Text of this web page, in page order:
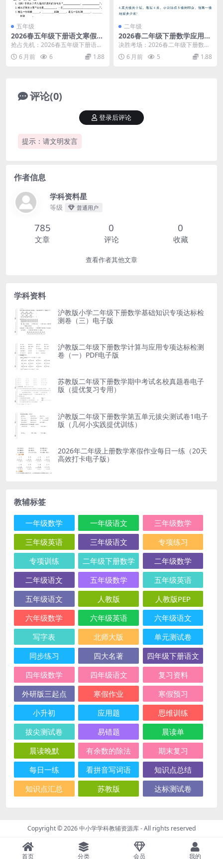
五年级
2026春五年级下册语文寒假作
业每日一练全册同步预习提分
抢占先机：2026春五年级下册语文
寒假作业每日一练深度解析 各位家
长和同学们好，...
6 月前 6 1.88
二年级
2026春二年级下册数学应用题
专项训练50道同步提优强化电
决胜考场：2026春二年级下册数学
应用题专项训练50道核心解析 大家
好，我是学科...
6 月前 5 1.88
评论(0)
提示：请文明发言
登录后评论
作者信息
学科资料星
等级 普通用户
785
文章
0
评论
0
收藏
查看作者其他文章
学科资料
沪教版小学二年级下册数学基础知识专项达标检
测卷（三）电子版
沪教版二年级下册数学计算与应用专项达标检测
卷（一）PDF电子版
苏教版二年级下册数学期中考试名校真题卷电子
版（提优复习专用）
沪教版二年级下册数学第五单元拔尖测试卷1电子
版（几何小实践提优训练）
2026年二年级上册数学寒假作业每日一练（20天
高效打卡电子版）
教辅标签
一年级数学 一年级语文
三年级数学
三年级英语
三年级语文
专项练习
专项训练
二年级下册数学
二年级数学
二年级语文
五年级数学
五年级英语
五年级语文
人教版
人教版PEP
六年级数学
六年级英语
六年级语文
写字表
北师大版
单元测试卷
同步练习
四大名著
四年级下册语文
四年级数学
四年级语文
复习资料
外研版三起点
寒假作业
寒假预习
小升初
应用题
思维训练
拔尖测试卷
易错题
晨读单
晨读晚默
有余数的除法
期末复习
每日一练
看拼音写词语
知识点总结
知识点汇总
苏教版 达标测试卷
Copyright © 2026中小学学科教辅资源库- All rights reserved
首页 分类 会员 我的